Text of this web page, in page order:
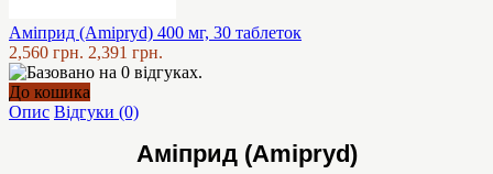
Аміприд (Amipryd) 400 мг, 30 таблеток
2,560 грн. 2,391 грн.
До кошика
Опис Відгуки (0)
Аміприд (Amipryd)